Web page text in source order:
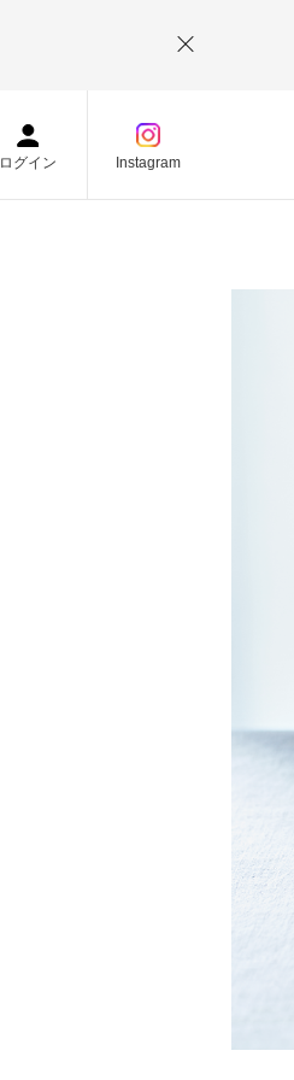
ログイン Instagram